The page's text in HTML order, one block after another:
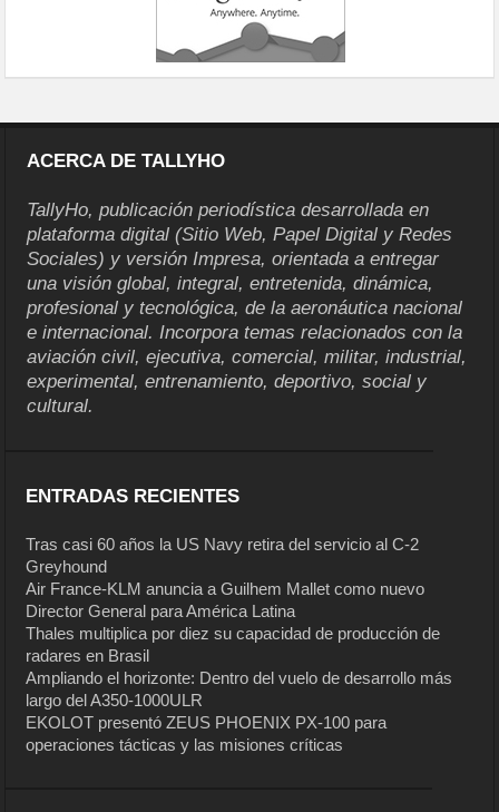
ACERCA DE TALLYHO
TallyHo, publicación periodística desarrollada en
plataforma digital (Sitio Web, Papel Digital y Redes
Sociales) y versión Impresa, orientada a entregar
una visión global, integral, entretenida, dinámica,
profesional y tecnológica, de la aeronáutica nacional
e internacional. Incorpora temas relacionados con la
aviación civil, ejecutiva, comercial, militar, industrial,
experimental, entrenamiento, deportivo, social y
cultural.
ENTRADAS RECIENTES
Tras casi 60 años la US Navy retira del servicio al C-2
Greyhound
Air France-KLM anuncia a Guilhem Mallet como nuevo
Director General para América Latina
Thales multiplica por diez su capacidad de producción de
radares en Brasil
Ampliando el horizonte: Dentro del vuelo de desarrollo más
largo del A350-1000ULR
EKOLOT presentó ZEUS PHOENIX PX-100 para
operaciones tácticas y las misiones críticas